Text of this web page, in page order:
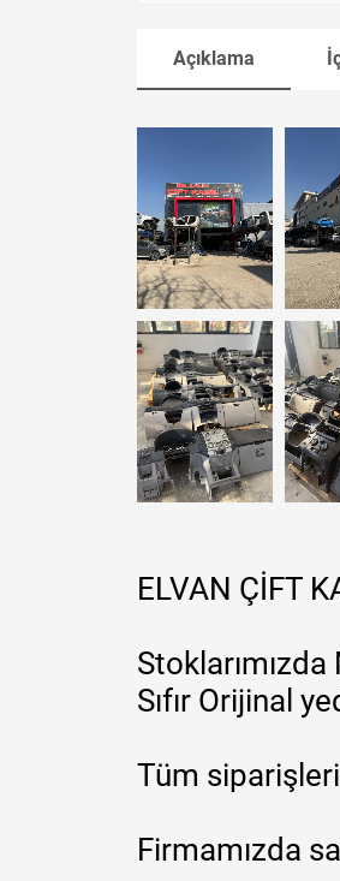
Açıklama
ELVAN ÇİFT
Sıfır Orijinal
Tüm
Firmamızda